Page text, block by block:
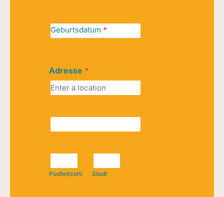
Geburtsdatum *
Adresse *
Adresse
Adresse
Postleitzahl
Postleitzahl
Stadt
Stadt